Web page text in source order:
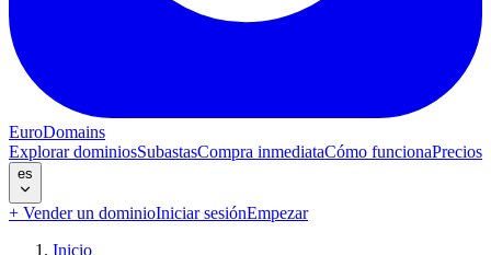
EuroDomains
Explorar dominiosSubastasCompra inmediataCómo funcionaPrecios
es
+ Vender un dominioIniciar sesiónEmpezar
Inicio